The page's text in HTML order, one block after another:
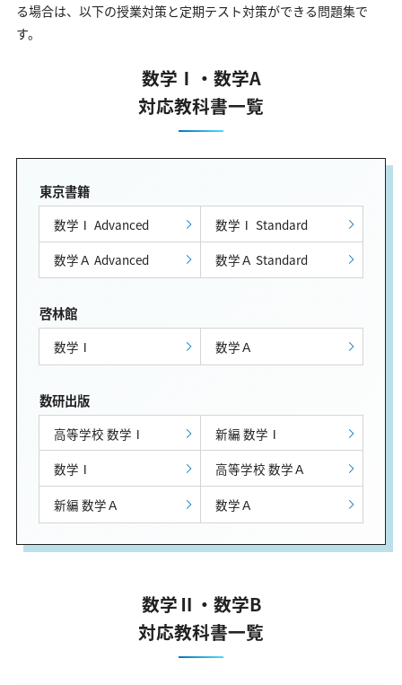
る場合は、以下の授業対策と定期テスト対策ができる問題集で
す。
数学Ⅰ・数学A
対応教科書一覧
東京書籍
数学Ⅰ Advanced
数学Ⅰ Standard
数学Ａ Advanced
数学Ａ Standard
啓林館
数学Ⅰ 数学Ａ
数研出版
高等学校 数学Ⅰ
新編 数学Ⅰ
数学Ⅰ
高等学校 数学Ａ
新編 数学Ａ
数学Ａ
数学Ⅱ・数学B
対応教科書一覧